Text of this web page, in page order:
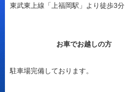
東武東上線「上福岡駅」より徒歩3分
お車でお越しの方
駐車場完備しております。